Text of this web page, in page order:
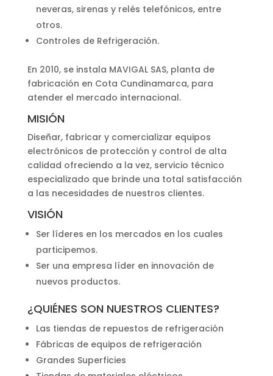
neveras, sirenas y relés telefónicos, entre
otros.
Controles de Refrigeración.
En 2010, se instala MAVIGAL SAS, planta de
fabricación en Cota Cundinamarca, para
atender el mercado internacional.
MISIÓN
Diseñar, fabricar y comercializar equipos
electrónicos de protección y control de alta
calidad ofreciendo a la vez, servicio técnico
especializado que brinde una total satisfacción
a las necesidades de nuestros clientes.
VISIÓN
Ser líderes en los mercados en los cuales
participemos.
Ser una empresa líder en innovación de
nuevos productos.
¿QUIÉNES SON NUESTROS CLIENTES?
Las tiendas de repuestos de refrigeración
Fábricas de equipos de refrigeración
Grandes Superficies